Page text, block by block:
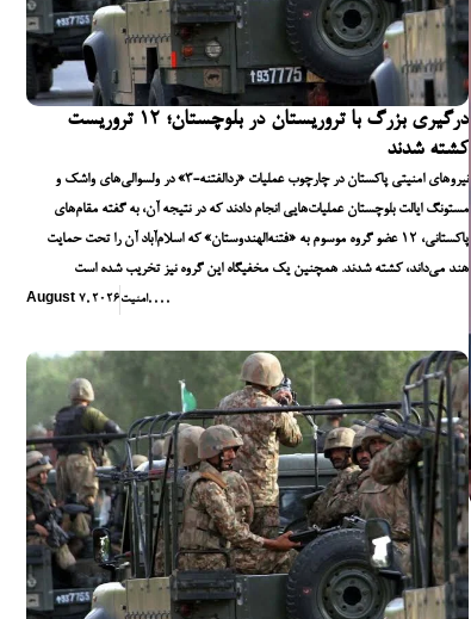
درگیری بزرگ با تروریستان در بلوچستان؛ ۱۲ تروریست
کشته شدند
نیروهای امنیتی پاکستان در چارچوب عملیات «ردالفتنه-۳» در ولسوالی‌های واشک و
مستونگ ایالت بلوچستان عملیات‌هایی انجام دادند که در نتیجه آن، به گفته مقام‌های
پاکستانی، ۱۲ عضو گروه موسوم به «فتنه‌الهندوستان» که اسلام‌آباد آن را تحت حمایت
هند می‌داند، کشته شدند. همچنین یک مخفیگاه این گروه نیز تخریب شده است
August 7, 2026امنیت, , , ,